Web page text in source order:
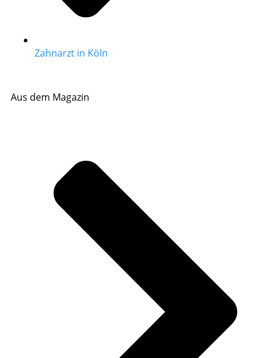
Zahnarzt in Köln
Aus dem Magazin